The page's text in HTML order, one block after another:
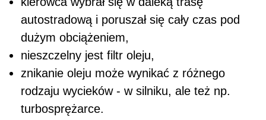
autostradową i poruszał się cały czas pod
dużym obciążeniem,
nieszczelny jest filtr oleju,
znikanie oleju może wynikać z różnego
rodzaju wycieków - w silniku, ale też np.
turbosprężarce.